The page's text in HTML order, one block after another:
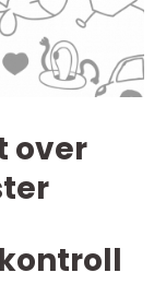
over